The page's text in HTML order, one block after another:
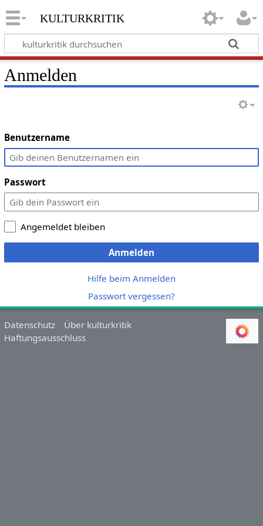
kulturkritik
Anmelden
Benutzername
Passwort
Angemeldet bleiben
Anmelden
Hilfe beim Anmelden
Passwort vergessen?
Datenschutz
Über kulturkritik
Haftungsausschluss